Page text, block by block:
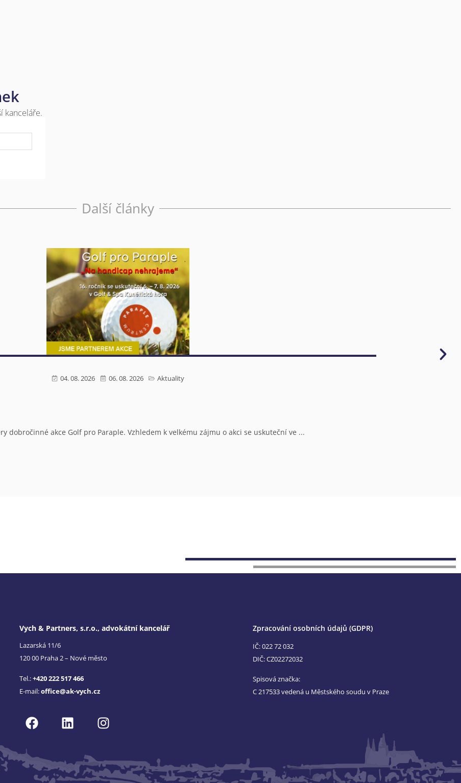
kanceláře.
Další články
04. 08. 2026 06. 08. 2026 Aktuality
dobročinné akce Golf pro Paraple. Vzhledem k velkému zájmu o akci se uskuteční ve ...
Vych & Partners, s.r.o., advokátní kancelář
Lazarská 11/6
120 00 Praha 2 – Nové město
Tel.:+420 222 517 466
E-mail:office@ak-vych.cz
Zpracování osobních údajů (GDPR)
IČ: 022 72 032
DIČ: CZ02272032
Spisová značka:
C 217533 vedená u Městského soudu v Praze